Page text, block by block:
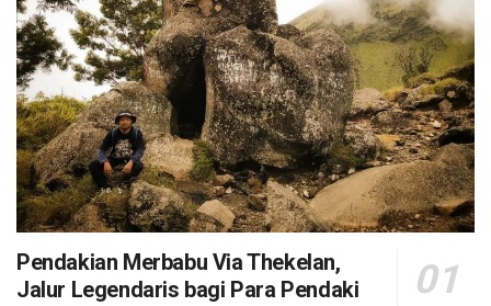
Pendakian Merbabu Via Thekelan,
Jalur Legendaris bagi Para Pendaki